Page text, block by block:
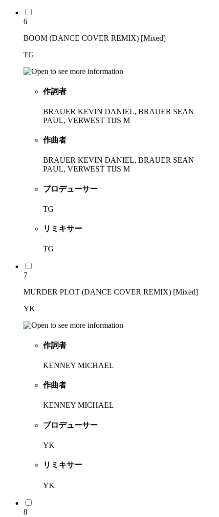
6
BOOM (DANCE COVER REMIX) [Mixed]
TG
作詞者
BRAUER KEVIN DANIEL, BRAUER SEAN
PAUL, VERWEST TIJS M
作曲者
BRAUER KEVIN DANIEL, BRAUER SEAN
PAUL, VERWEST TIJS M
プロデューサー
TG
リミキサー
TG
7
MURDER PLOT (DANCE COVER REMIX) [Mixed]
YK
作詞者
KENNEY MICHAEL
作曲者
KENNEY MICHAEL
プロデューサー
YK
リミキサー
YK
8